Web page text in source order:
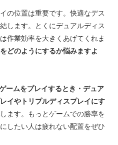
の位置は重要です。快適なデス
します。とくにデュアルディス
作業効率を大きくあげてくれま
どのようにするか悩みますよ
ームをプレイするとき・デュア
イやトリプルディスプレイにす
します。もっとゲームでの勝率を
したい人は疲れない配置をぜひ